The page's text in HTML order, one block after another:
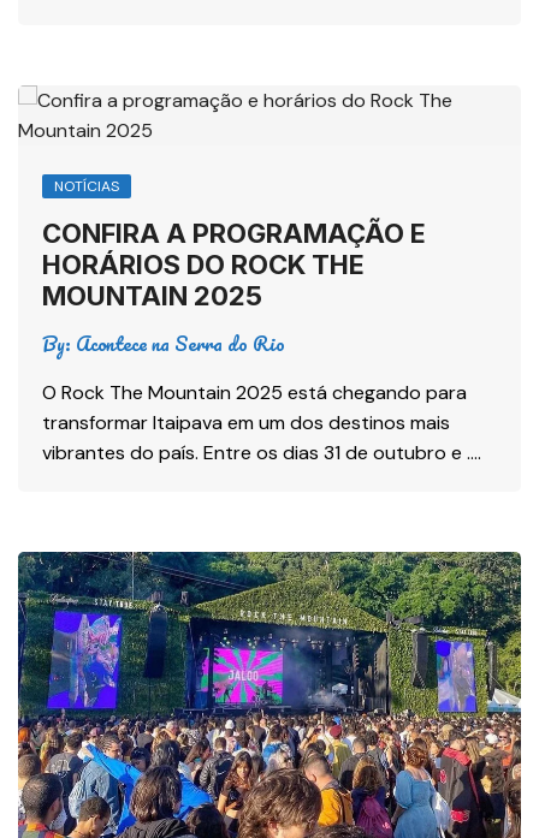
NOTÍCIAS
CONFIRA A PROGRAMAÇÃO E
HORÁRIOS DO ROCK THE
MOUNTAIN 2025
By: Acontece na Serra do Rio
O Rock The Mountain 2025 está chegando para
transformar Itaipava em um dos destinos mais
vibrantes do país. Entre os dias 31 de outubro e ….